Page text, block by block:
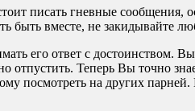
писать гневные сообщения,
быть вместе, не закидывайте
его ответ с достоинством.
Теперь Вы точно
посмотреть на других